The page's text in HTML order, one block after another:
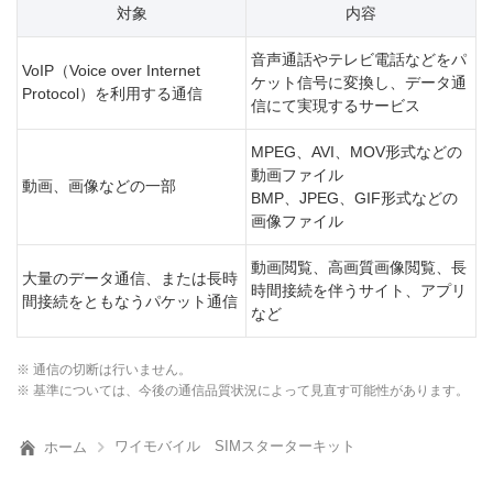
対象 内容
VoIP（Voice over Internet
Protocol）を利用する通信
音声通話やテレビ電話などをパ
ケット信号に変換し、データ通
信にて実現するサービス
動画、画像などの一部
MPEG、AVI、MOV形式などの
動画ファイル
BMP、JPEG、GIF形式などの
画像ファイル
大量のデータ通信、または長時
間接続をともなうパケット通信
動画閲覧、高画質画像閲覧、長
時間接続を伴うサイト、アプリ
など
※ 通信の切断は行いません。
※ 基準については、今後の通信品質状況によって見直す可能性があります。
ホーム ワイモバイル SIMスターターキット